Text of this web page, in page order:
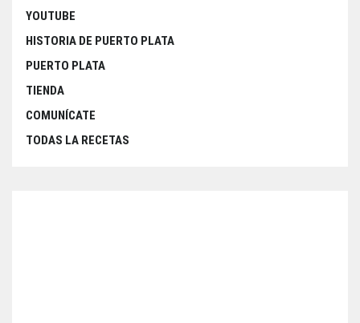
YOUTUBE
HISTORIA DE PUERTO PLATA
PUERTO PLATA
TIENDA
COMUNÍCATE
TODAS LA RECETAS